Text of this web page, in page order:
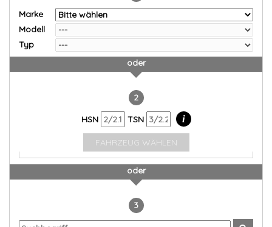
Marke
Modell
Typ
oder
2
HSN
TSN i
FAHRZEUG WÄHLEN
oder
3